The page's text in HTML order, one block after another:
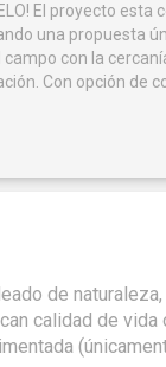
con la
vida urbana. Permitiendo
rápidamente con servicios esenciales como, centros
oportunidad de
300